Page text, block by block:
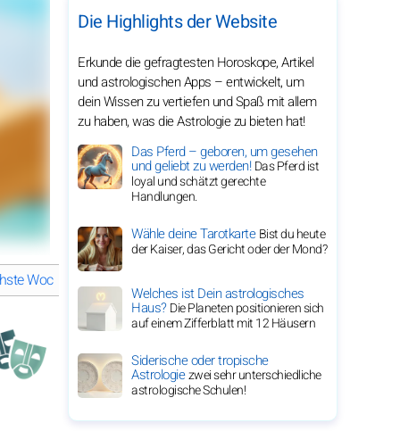
Woche, Zwillinge
Die Highlights der Website
Erkunde die gefragtesten Horoskope, Artikel
und astrologischen Apps – entwickelt, um
dein Wissen zu vertiefen und Spaß mit allem
zu haben, was die Astrologie zu bieten hat!
Das Pferd – geboren, um gesehen
und geliebt zu werden!Das Pferd ist
loyal und schätzt gerechte
Handlungen.
Wähle deine TarotkarteBist du heute
der Kaiser, das Gericht oder der Mond?
Welches ist Dein astrologisches
Haus?Die Planeten positionieren sich
auf einem Zifferblatt mit 12 Häusern
Siderische oder tropische
Astrologiezwei sehr unterschiedliche
astrologische Schulen!